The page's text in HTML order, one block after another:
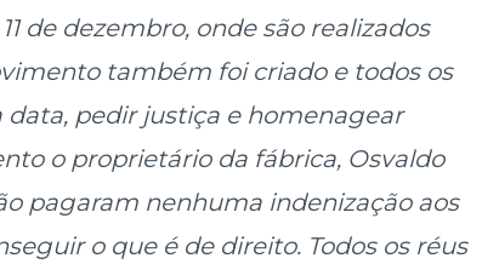
de dezembro, onde são realizados
também foi criado e todos os
data, pedir justiça e homenagear
o proprietário da fábrica, Osvaldo
pagaram nenhuma indenização aos
o que é de direito. Todos os réus